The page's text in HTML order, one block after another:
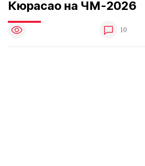
Кюрасао на ЧМ-2026
10